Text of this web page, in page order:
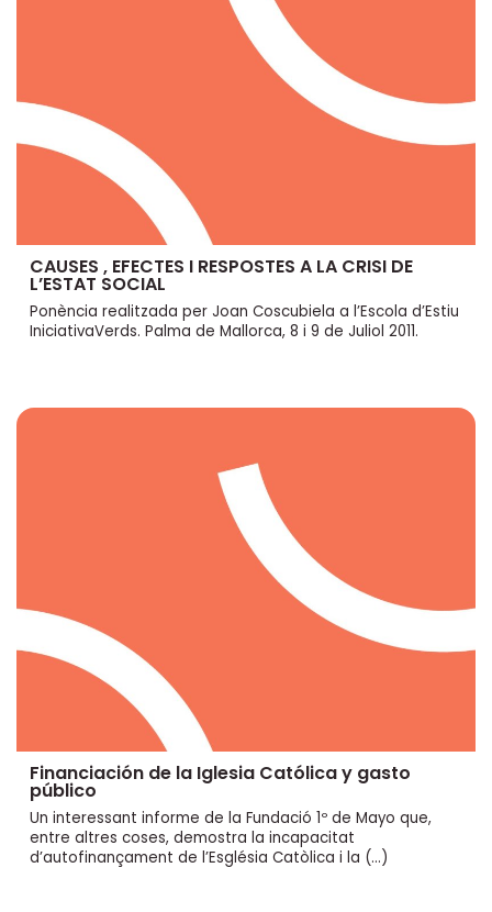
CAUSES , EFECTES I RESPOSTES A LA CRISI DE
L’ESTAT SOCIAL
Ponència realitzada per Joan Coscubiela a l’Escola d’Estiu
IniciativaVerds. Palma de Mallorca, 8 i 9 de Juliol 2011.
Financiación de la Iglesia Católica y gasto
público
Un interessant informe de la Fundació 1º de Mayo que,
entre altres coses, demostra la incapacitat
d’autofinançament de l’Església Catòlica i la (…)